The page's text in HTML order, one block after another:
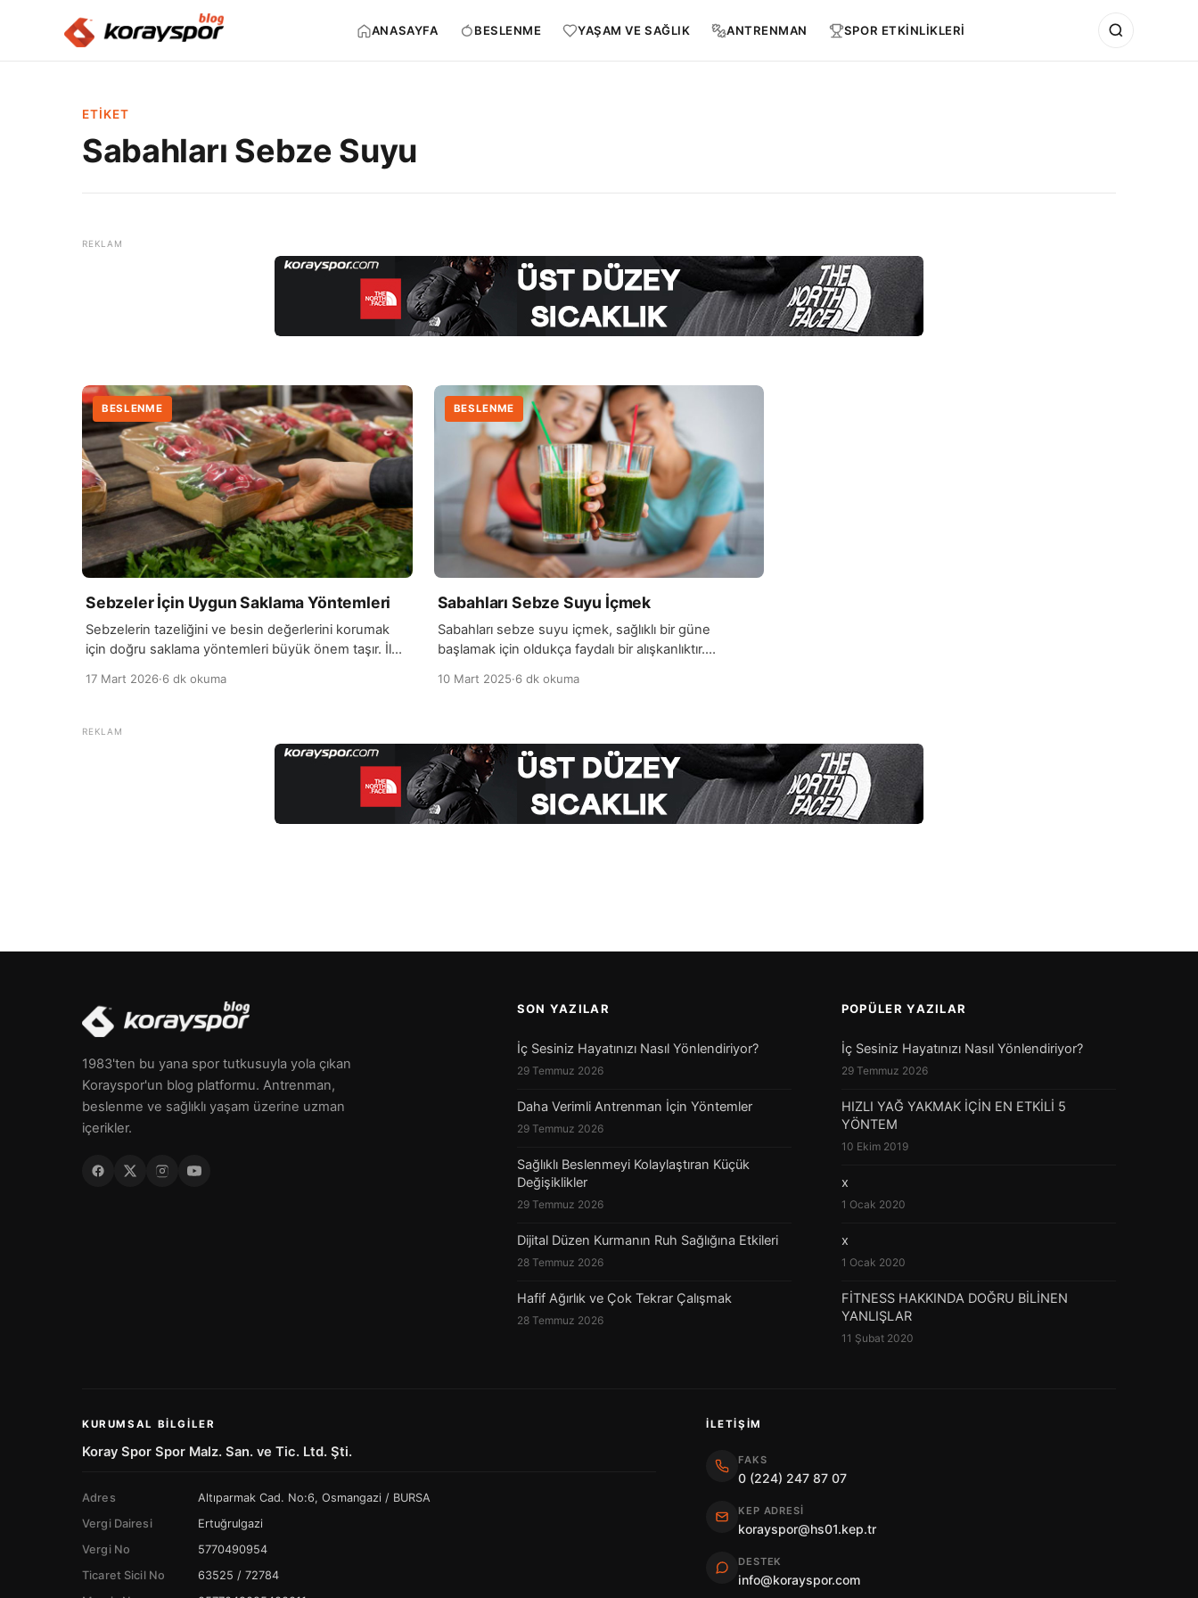
ANASAYFA BESLENME YAŞAM VE SAĞLIK ANTRENMAN SPOR ETKİNLİKLERİ
ETIKET
Sabahları Sebze Suyu
BESLENME
Sebzeler İçin Uygun Saklama Yöntemleri
Sebzelerin tazeliğini ve besin değerlerini korumak
için doğru saklama yöntemleri büyük önem taşır. İlk
bir şekilde saklamak gerekir. Bazı sebzeler, örneğin
havadar bir ortamda saklandığında daha uzun süre
taze kalabilir. Buzdolabında saklama ise özellikle
17 Mart 2026·6 dk okuma
BESLENME
Sabahları Sebze Suyu İçmek
Sabahları sebze suyu içmek, sağlıklı bir güne
başlamak için oldukça faydalı bir alışkanlıktır.
ve antioksidanları bolca içerir. Bu nedenle, taze
düzenleyebilir ve gün boyu enerji verebilir. Özellikle
havuç, kereviz, ıspanak gibi sebzeler, vitamin ve
mineraller bakımından zengindir ve sabah […]
10 Mart 2025·6 dk okuma
1983'ten bu yana spor tutkusuyla yola çıkan
Korayspor'un blog platformu. Antrenman,
beslenme ve sağlıklı yaşam üzerine uzman
içerikler.
SON YAZILAR
İç Sesiniz Hayatınızı Nasıl Yönlendiriyor?
29 Temmuz 2026
Daha Verimli Antrenman İçin Yöntemler
29 Temmuz 2026
Sağlıklı Beslenmeyi Kolaylaştıran Küçük
Değişiklikler
29 Temmuz 2026
Dijital Düzen Kurmanın Ruh Sağlığına Etkileri
28 Temmuz 2026
Hafif Ağırlık ve Çok Tekrar Çalışmak
28 Temmuz 2026
POPÜLER YAZILAR
İç Sesiniz Hayatınızı Nasıl Yönlendiriyor?
29 Temmuz 2026
HIZLI YAĞ YAKMAK İÇİN EN ETKİLİ 5
YÖNTEM
10 Ekim 2019
x
1 Ocak 2020
x
1 Ocak 2020
FİTNESS HAKKINDA DOĞRU BİLİNEN
YANLIŞLAR
11 Şubat 2020
KURUMSAL BILGILER
Koray Spor Spor Malz. San. ve Tic. Ltd. Şti.
Adres
Altıparmak Cad. No:6, Osmangazi / BURSA
Vergi Dairesi
Ertuğrulgazi
Vergi No
5770490954
Ticaret Sicil No
63525 / 72784
İLETIŞIM
FAKS
0 (224) 247 87 07
KEP ADRESI
korayspor@hs01.kep.tr
DESTEK
info@korayspor.com